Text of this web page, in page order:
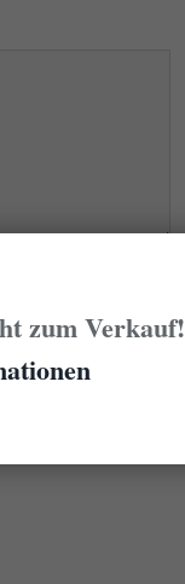
eines
ein
zum Verkauf!